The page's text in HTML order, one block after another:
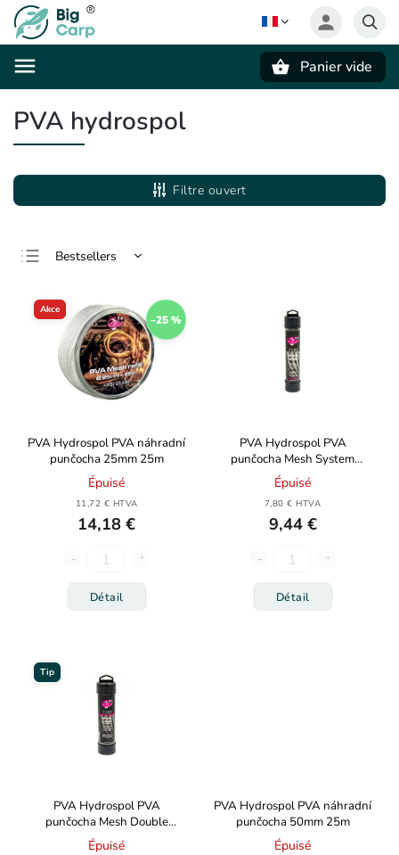
Panier vide
PVA hydrospol
Filtre ouvert
Bestsellers
Le plus cher
Alphabétiquement
Akce
–25 %
PVA Hydrospol PVA náhradní
punčocha 25mm 25m
Épuisé
11,72 € HTVA
14,18 €
Détail
PVA Hydrospol PVA
punčocha Mesh System
25mm 7m
Épuisé
7,80 € HTVA
9,44 €
Détail
Tip
PVA Hydrospol PVA
punčocha Mesh Double
System 2in1 25+35mm 7+7m
Épuisé
PVA Hydrospol PVA náhradní
punčocha 50mm 25m
Épuisé